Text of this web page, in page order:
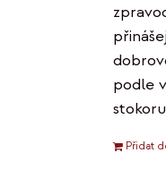
podle
Přidat